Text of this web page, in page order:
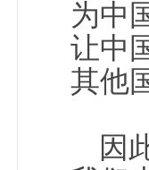
为中
让中
其他
因